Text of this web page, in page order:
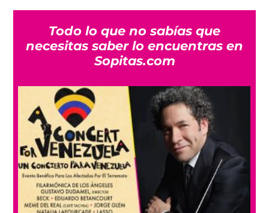
Todo lo que no sabías que
necesitas saber lo encuentras en
Sopitas.com